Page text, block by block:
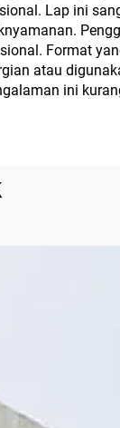
Lap ini
Format
atau
ini